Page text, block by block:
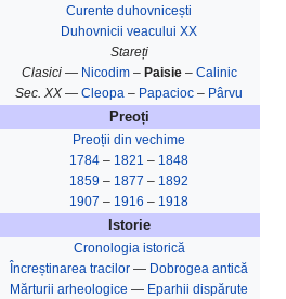
Curente duhovnicești
Duhovnicii veacului XX
Stareți
Clasici — Nicodim– Paisie– Calinic
Sec. XX — Cleopa – Papacioc – Pârvu
Preoți
Preoții din vechime
1784 – 1821 – 1848
1859 – 1877 – 1892
1907 – 1916 – 1918
Istorie
Cronologia istorică
Încreștinarea tracilor — Dobrogea antică
Mărturii arheologice — Eparhii dispărute